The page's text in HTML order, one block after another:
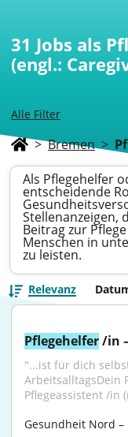
Alle Filter
31 Jobs als
(engl.:
> Bremen >
Als Pflegehelfer
entscheidende
Stellenanzeigen,
Beitrag zur
Menschen in
zu leisten.
Relevanz
Pflegehelfer /in
"...ist für dich
ArbeitsalltagsDein
Pflegeassistent /in
Gesundheit Nord